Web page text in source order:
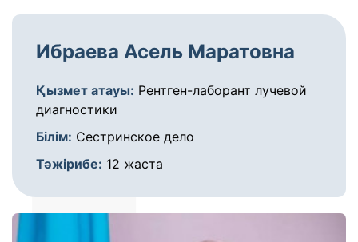
Ибраева Асель Маратовна
Қызмет атауы: Рентген-лаборант лучевой
диагностики
Білім: Сестринское дело
Тәжірибе: 12 жаста